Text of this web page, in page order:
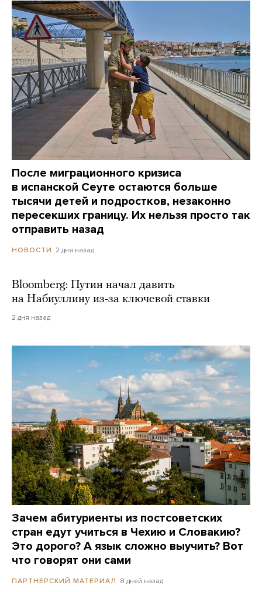
После миграционного кризиса
в испанской Сеуте остаются больше
тысячи детей и подростков, незаконно
пересекших границу. Их нельзя просто так
отправить назад
НОВОСТИ 2 дня назад
Bloomberg: Путин начал давить
на Набиуллину из-за ключевой ставки
2 дня назад
Зачем абитуриенты из постсоветских
стран едут учиться в Чехию и Словакию?
Это дорого? А язык сложно выучить? Вот
что говорят они сами
ПАРТНЕРСКИЙ МАТЕРИАЛ 8 дней назад